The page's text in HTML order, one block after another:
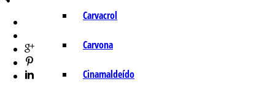
Carvacrol
Carvona
Cinamaldeído